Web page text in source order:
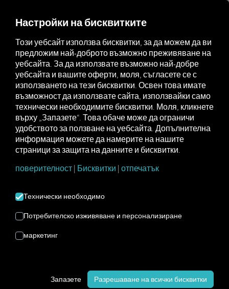
РЕЧНИК
Тук ще намерите всички
дефиниции на термини,
свързани с теми като RIO ,
Логистика и телематика
Проверка преди заминаване
безопасността на движението и експлоатационната му
готовност.
Настройки на бисквитките
Този уебсайт използва бисквитки, за да можем да ви
предложим най-доброто възможно преживяване на
уебсайта. За да използвате възможно най-добре
уебсайта и вашите оферти, моля, съгласете се с
използването на тези бисквитки. Освен това имате
възможност да използвате сайта, използвайки само
технически необходимите бисквитки. Моля, кликнете
върху „Запазете“. Това обаче може да ограничи
удобството за ползване на уебсайта. Допълнителна
информация можете да намерите на нашите
страници за защита на данните и бисквитки.
поверителност | Бисквитки | отпечатък
Технически необходимо
Потребителско изживяване и персонализиране
маркетинг
Запазете Разрешаване на всички бисквитки